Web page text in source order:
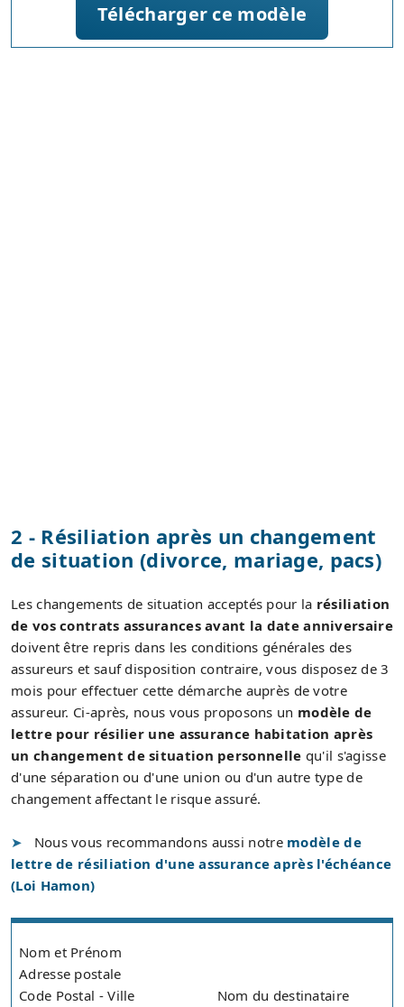
Télécharger ce modèle
2 - Résiliation après un changement
de situation (divorce, mariage, pacs)
Les changements de situation acceptés pour la résiliation
de vos contrats assurances avant la date anniversaire
doivent être repris dans les conditions générales des
assureurs et sauf disposition contraire, vous disposez de 3
mois pour effectuer cette démarche auprès de votre
assureur. Ci-après, nous vous proposons un modèle de
lettre pour résilier une assurance habitation après
un changement de situation personnelle qu'il s'agisse
d'une séparation ou d'une union ou d'un autre type de
changement affectant le risque assuré.
Nous vous recommandons aussi notre modèle de
lettre de résiliation d'une assurance après l'échéance
(Loi Hamon)
Nom et Prénom
Adresse postale
Code Postal - Ville
Nom du destinataire